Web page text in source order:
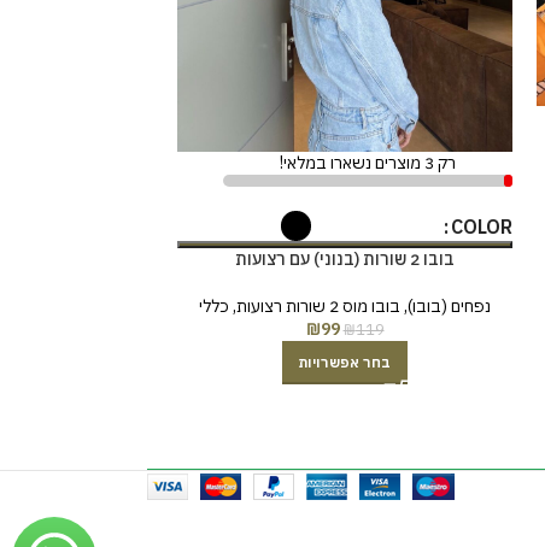
רק 3 מוצרים נשארו במלאי!
COLOR
בובו 2 שורות (בנוני) עם רצועות
נפחים (בובו), בובו מוס 2 שורות רצועות , כללי
₪119
₪99
בחר אפשרויות